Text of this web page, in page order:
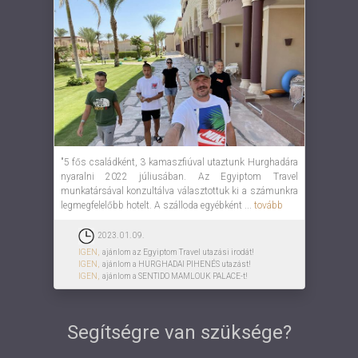
"5 fős családként, 3 kamaszfiúval utaztunk Hurghadára
nyaralni 2022 júliusában. Az Egyiptom Travel
munkatársával konzultálva választottuk ki a számunkra
legmegfelelőbb hotelt. A szálloda egyébként ... tovább
2023. 01. 09.
IGEN,
ajánlom az Egyiptom Travel utazási irodát!
IGEN,
ajánlom a HURGHADAI PIHENÉS utazást!
IGEN,
ajánlom a SENTIDO MAMLOUK PALACE-t!
Segítségre van szüksége?